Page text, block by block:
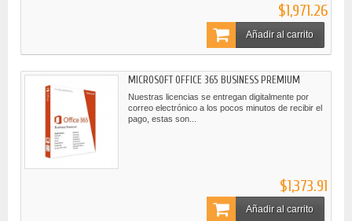
$1,971.26
Añadir al carrito
MICROSOFT OFFICE 365 BUSINESS PREMIUM
Nuestras licencias se entregan digitalmente por
correo electrónico a los pocos minutos de recibir el
pago, estas son...
$1,373.91
Añadir al carrito